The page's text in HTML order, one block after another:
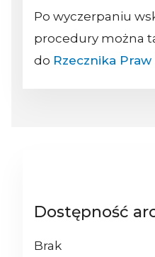
Po wyczerpaniu
procedury można
do Rzecznika
Dostępność
Brak